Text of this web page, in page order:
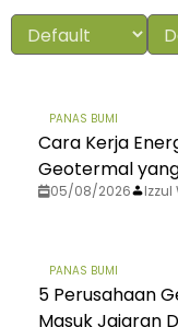
PANAS BUMI
Cara Kerja
Geotermal
05/08/2026 Izzul
PANAS BUMI
5 Perusahaan
Masuk Jajaran